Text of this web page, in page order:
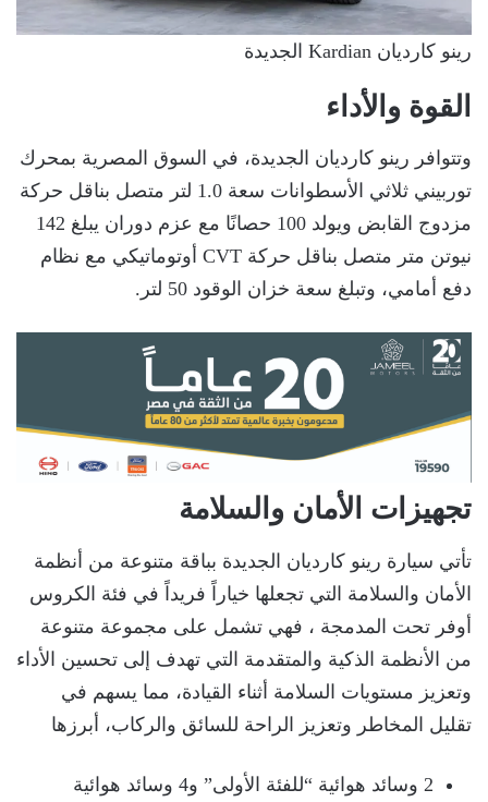
رينو كارديان Kardian الجديدة
القوة والأداء
وتتوافر رينو كارديان الجديدة، في السوق المصرية بمحرك
توربيني ثلاثي الأسطوانات سعة 1.0 لتر متصل بناقل حركة
مزدوج القابض ويولد 100 حصانًا مع عزم دوران يبلغ 142
نيوتن متر متصل بناقل حركة CVT أوتوماتيكي مع نظام
دفع أمامي، وتبلغ سعة خزان الوقود 50 لتر.
تجهيزات الأمان والسلامة
تأتي سيارة رينو كارديان الجديدة بباقة متنوعة من أنظمة
الأمان والسلامة التي تجعلها خياراً فريداً في فئة الكروس
أوفر تحت المدمجة ، فهي تشمل على مجموعة متنوعة
من الأنظمة الذكية والمتقدمة التي تهدف إلى تحسين الأداء
وتعزيز مستويات السلامة أثناء القيادة، مما يسهم في
تقليل المخاطر وتعزيز الراحة للسائق والركاب، أبرزها
2 وسائد هوائية “للفئة الأولى” و4 وسائد هوائية